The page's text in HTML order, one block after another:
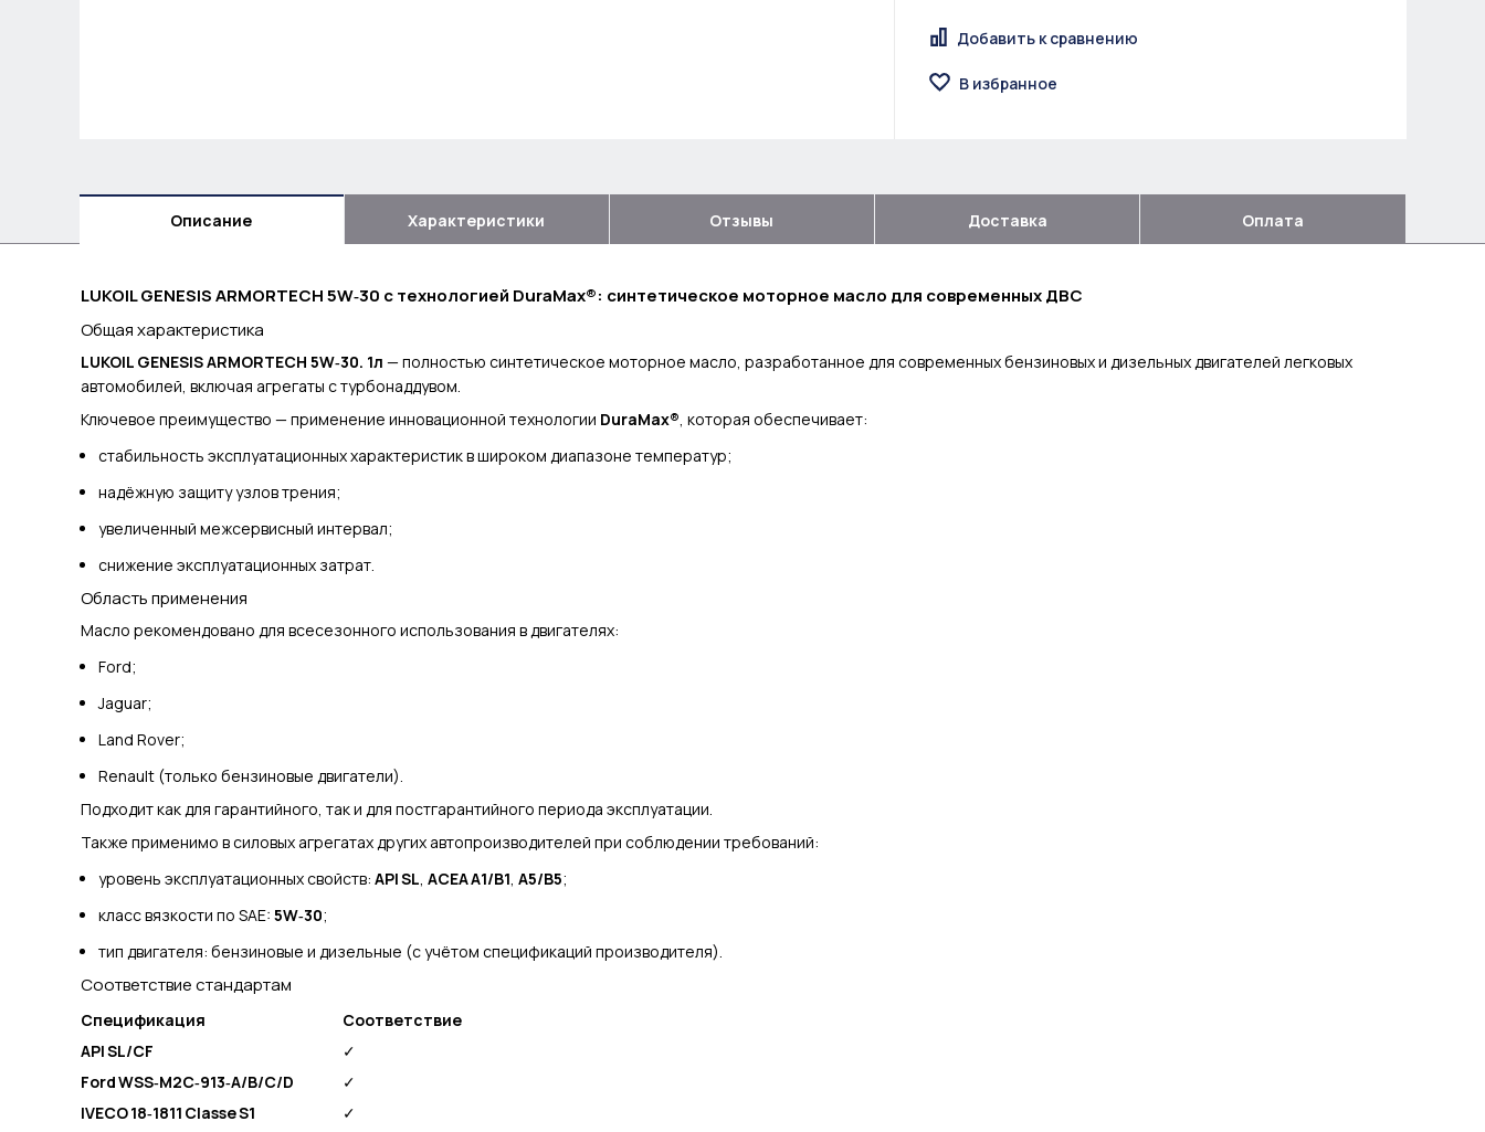
Добавить к сравнению
В избранное
Описание Характеристики Отзывы Доставка Оплата
LUKOIL GENESIS ARMORTECH 5W‑30 с технологией DuraMax®: синтетическое моторное масло для современных ДВС
Общая характеристика
LUKOIL GENESIS ARMORTECH 5W‑30. 1л — полностью синтетическое моторное масло, разработанное для современных бензиновых и дизельных двигателей легковых
автомобилей, включая агрегаты с турбонаддувом.
Ключевое преимущество — применение инновационной технологии DuraMax®, которая обеспечивает:
стабильность эксплуатационных характеристик в широком диапазоне температур;
надёжную защиту узлов трения;
увеличенный межсервисный интервал;
снижение эксплуатационных затрат.
Область применения
Масло рекомендовано для всесезонного использования в двигателях:
Ford;
Jaguar;
Land Rover;
Renault (только бензиновые двигатели).
Подходит как для гарантийного, так и для постгарантийного периода эксплуатации.
Также применимо в силовых агрегатах других автопроизводителей при соблюдении требований:
уровень эксплуатационных свойств:API SL,ACEA A1/B1,A5/B5;
класс вязкости по SAE:5W‑30;
тип двигателя: бензиновые и дизельные (с учётом спецификаций производителя).
Соответствие стандартам
Спецификация
Соответствие
API SL/CF
✓
Ford WSS‑M2C‑913‑A/B/C/D
✓
IVECO 18‑1811 Classe S1
✓